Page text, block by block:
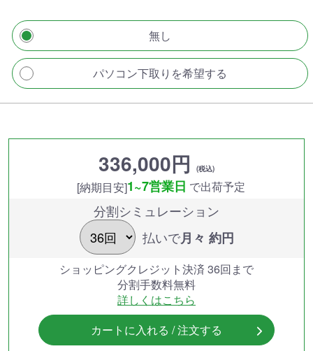
無し
パソコン下取りを希望する
336,000円 (税込)
[納期目安]1~7営業日 で出荷予定
分割シミュレーション
払いで月々 約円
ショッピングクレジット決済 36回まで
分割手数料無料
詳しくはこちら
カートに入れる / 注文する